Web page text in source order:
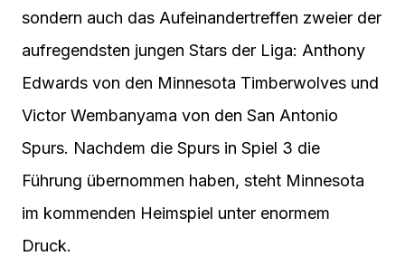
sondern auch das Aufeinandertreffen zweier der
aufregendsten jungen Stars der Liga: Anthony
Edwards von den Minnesota Timberwolves und
Victor Wembanyama von den San Antonio
Spurs. Nachdem die Spurs in Spiel 3 die
Führung übernommen haben, steht Minnesota
im kommenden Heimspiel unter enormem
Druck.